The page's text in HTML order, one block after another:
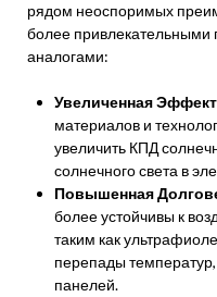
рядом неоспоримых
более
аналогами:
Увеличенная
материалов и
увеличить КПД
солнечного света в
Повышенная
более устойчивы к
таким как
перепады
панелей.